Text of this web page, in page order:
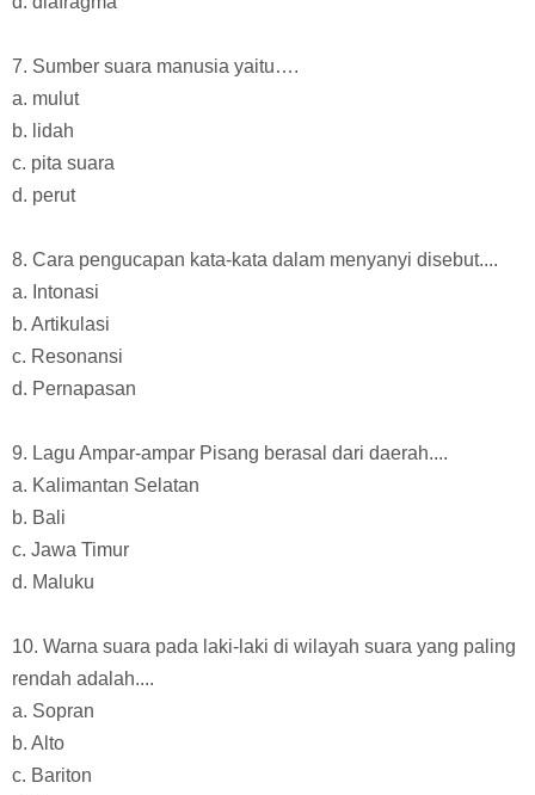
7. Sumber suara manusia yaitu….
a. mulut
b. lidah
c. pita suara
d. perut
8. Cara pengucapan kata-kata dalam menyanyi disebut....
a. Intonasi
b. Artikulasi
c. Resonansi
d. Pernapasan
9. Lagu Ampar-ampar Pisang berasal dari daerah....
a. Kalimantan Selatan
b. Bali
c. Jawa Timur
d. Maluku
10. Warna suara pada laki-laki di wilayah suara yang paling
rendah adalah....
a. Sopran
b. Alto
c. Bariton